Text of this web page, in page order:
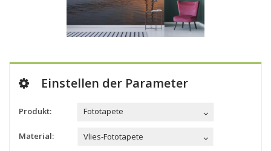
Einstellen der Parameter
Produkt: Fototapete
Material: Vlies-Fototapete